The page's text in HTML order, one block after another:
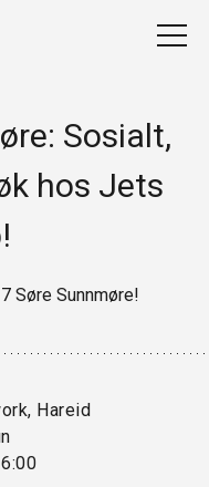
Sosialt,
hos Jets
Søre Sunnmøre!
Hareid